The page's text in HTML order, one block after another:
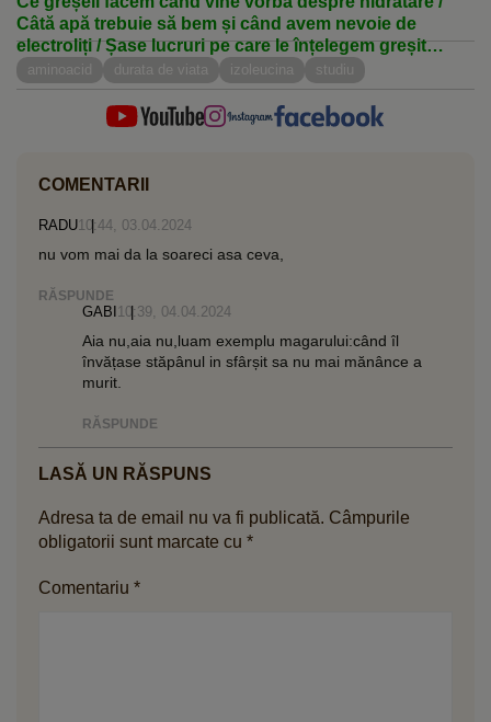
Câtă apă trebuie să bem și când avem nevoie de
electroliți / Șase lucruri pe care le înțelegem greșit
despre nevoia de apă în organism
aminoacid durata de viata izoleucina studiu
COMENTARII
RADU10:44, 03.04.2024
nu vom mai da la soareci asa ceva,
RĂSPUNDE
GABI 10:39, 04.04.2024
Aia nu,aia nu,luam exemplu magarului:când îl
învățase stăpânul in sfârșit sa nu mai mănânce a
murit.
RĂSPUNDE
LASĂ UN RĂSPUNS
Adresa ta de email nu va fi publicată. Câmpurile
obligatorii sunt marcate cu *
Comentariu *